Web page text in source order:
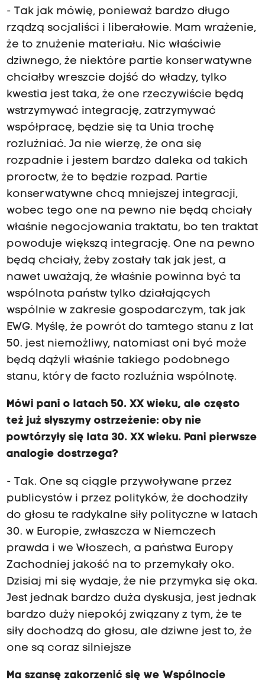
- Tak jak mówię, ponieważ bardzo długo
rządzą socjaliści i liberałowie. Mam wrażenie,
że to znużenie materiału. Nic właściwie
dziwnego, że niektóre partie konserwatywne
chciałby wreszcie dojść do władzy, tylko
kwestia jest taka, że one rzeczywiście będą
wstrzymywać integrację, zatrzymywać
współpracę, będzie się ta Unia trochę
rozluźniać. Ja nie wierzę, że ona się
rozpadnie i jestem bardzo daleka od takich
proroctw, że to będzie rozpad. Partie
konserwatywne chcą mniejszej integracji,
wobec tego one na pewno nie będą chciały
właśnie negocjowania traktatu, bo ten traktat
powoduje większą integrację. One na pewno
będą chciały, żeby zostały tak jak jest, a
nawet uważają, że właśnie powinna być ta
wspólnota państw tylko działających
wspólnie w zakresie gospodarczym, tak jak
EWG. Myślę, że powrót do tamtego stanu z lat
50. jest niemożliwy, natomiast oni być może
będą dążyli właśnie takiego podobnego
stanu, który de facto rozluźnia wspólnotę.
Mówi pani o latach 50. XX wieku, ale często
też już słyszymy ostrzeżenie: oby nie
powtórzyły się lata 30. XX wieku. Pani pierwsze
analogie dostrzega?
- Tak. One są ciągle przywoływane przez
publicystów i przez polityków, że dochodziły
do głosu te radykalne siły polityczne w latach
30. w Europie, zwłaszcza w Niemczech
prawda i we Włoszech, a państwa Europy
Zachodniej jakość na to przemykały oko.
Dzisiaj mi się wydaje, że nie przymyka się oka.
Jest jednak bardzo duża dyskusja, jest jednak
bardzo duży niepokój związany z tym, że te
siły dochodzą do głosu, ale dziwne jest to, że
one są coraz silniejsze
Ma szansę zakorzenić się we Wspólnocie